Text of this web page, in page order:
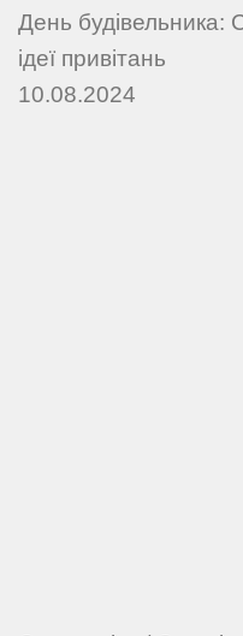
День будівельника:
ідеї привітань
10.08.2024